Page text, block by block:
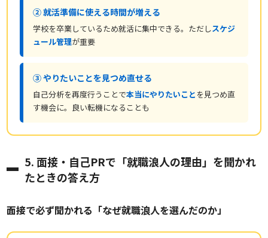
② 就活準備に使える時間が増える
学校を卒業しているため就活に集中できる。ただしスケジ
ュール管理が重要
③ やりたいことを見つめ直せる
自己分析を再度行うことで本当にやりたいこと を見つめ直
す機会に。良い転機になることも
5. 面接・自己PRで「就職浪人の理由」を聞かれ
たときの答え方
面接で必ず聞かれる「なぜ就職浪人を選んだのか」